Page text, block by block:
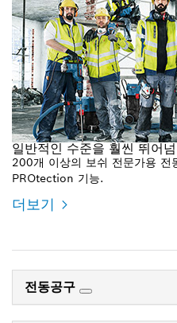
일반적인 수준을 훨씬 뛰어
200개 이상의 보쉬 전문가용 전
PROtection 기능.
더보기
전동공구